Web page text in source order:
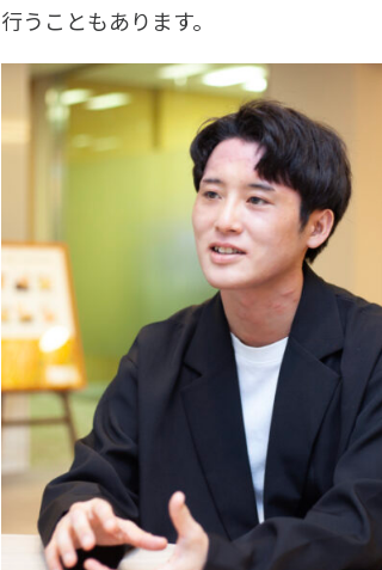
行うこともあります。